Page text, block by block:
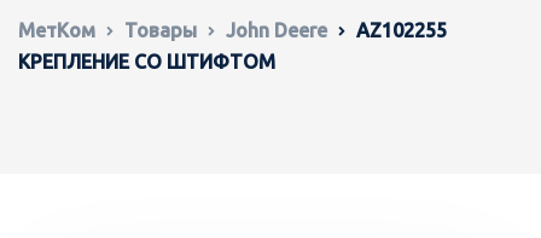
МетКом Товары John Deere
AZ102255
КРЕПЛЕНИЕ СО ШТИФТОМ